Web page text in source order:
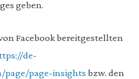
geben.
Facebook bereitgestellten
de-
page/page-insights bzw. den